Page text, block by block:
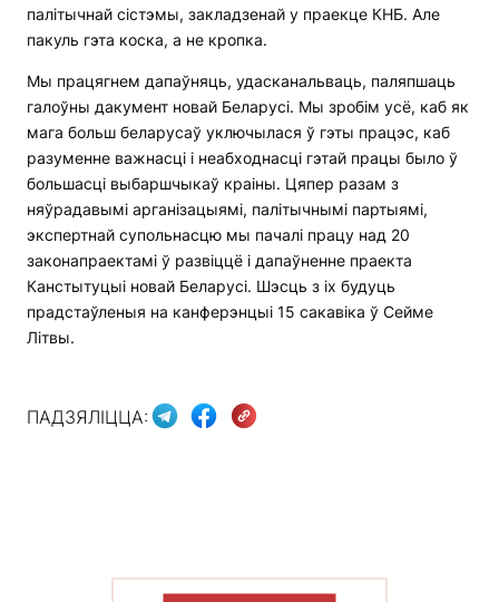
палітычнай сістэмы, закладзенай у праекце КНБ. Але
пакуль гэта коска, а не кропка.
Мы працягнем дапаўняць, удасканальваць, паляпшаць
галоўны дакумент новай Беларусі. Мы зробім усё, каб як
мага больш беларусаў уключылася ў гэты працэс, каб
разуменне важнасці і неабходнасці гэтай працы было ў
большасці выбаршчыкаў краіны. Цяпер разам з
няўрадавымі арганізацыямі, палітычнымі партыямі,
экспертнай супольнасцю мы пачалі працу над 20
законапраектамі ў развіццё і дапаўненне праекта
Канстытуцыі новай Беларусі. Шэсць з іх будуць
прадстаўленыя на канферэнцыі 15 сакавіка ў Сейме
Літвы.
ПАДЗЯЛІЦЦА: